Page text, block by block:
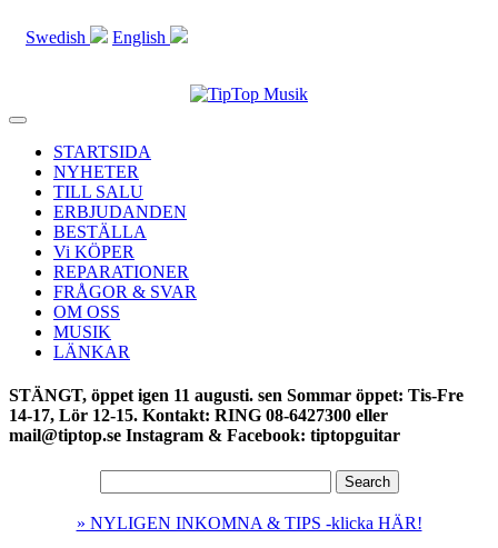
Swedish English
Toggle
navigationSTARTSIDA
NYHETER
TILL SALU
ERBJUDANDEN
BESTÄLLA
Vi KÖPER
REPARATIONER
FRÅGOR & SVAR
OM OSS
MUSIK
LÄNKAR
STÄNGT, öppet igen 11 augusti. sen Sommar öppet: Tis-Fre
14-17, Lör 12-15. Kontakt: RING 08-6427300 eller
mail@tiptop.se Instagram & Facebook: tiptopguitar
» NYLIGEN INKOMNA & TIPS -klicka HÄR!